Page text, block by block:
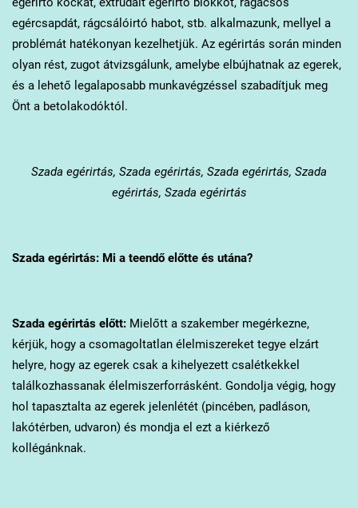
egércsapdát, rágcsálóirtó habot, stb. alkalmazunk, mellyel a
problémát hatékonyan kezelhetjük. Az egérirtás során minden
olyan rést, zugot átvizsgálunk, amelybe elbújhatnak az egerek,
és a lehető legalaposabb munkavégzéssel szabadítjuk meg
Önt a betolakodóktól.
Szada egérirtás, Szada egérirtás, Szada egérirtás, Szada
egérirtás, Szada egérirtás
Szadaegérirtás: Mi a teendő előtte és utána?
Szadaegérirtás előtt:Mielőtt a szakember megérkezne,
kérjük, hogy a csomagoltatlan élelmiszereket tegye elzárt
helyre, hogy az egerek csak a kihelyezett csalétkekkel
találkozhassanak élelmiszerforrásként. Gondolja végig, hogy
hol tapasztalta az egerek jelenlétét (pincében, padláson,
lakótérben, udvaron) és mondja el ezt a kiérkező
kollégánknak.